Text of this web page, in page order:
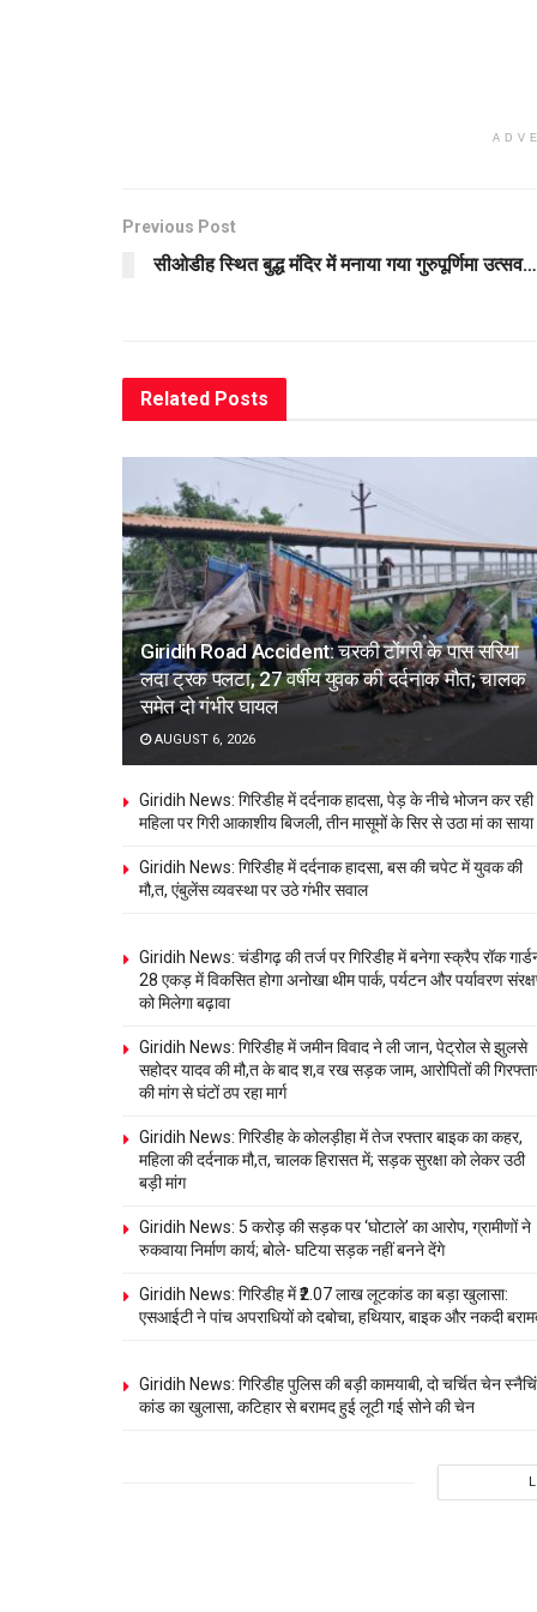
Previous Post
सीओडीह स्थित बुद्ध मंदिर में मनाया गया गुरुपूर्णिमा उत्सव…
Related Posts
Giridih Road Accident: चरकी टोंगरी के पास सरिया
लदा ट्रक पलटा, 27 वर्षीय युवक की दर्दनाक मौत; चालक
समेत दो गंभीर घायल
AUGUST 6, 2026
Giridih News: गिरिडीह में दर्दनाक हादसा, पेड़ के नीचे भोजन कर रही
महिला पर गिरी आकाशीय बिजली, तीन मासूमों के सिर से उठा मां का साया
Giridih News: गिरिडीह में दर्दनाक हादसा, बस की चपेट में युवक की
मौ,त, एंबुलेंस व्यवस्था पर उठे गंभीर सवाल
Giridih News: चंडीगढ़ की तर्ज पर गिरिडीह में बनेगा स्क्रैप रॉक
28 एकड़ में विकसित होगा अनोखा थीम पार्क, पर्यटन और पर्यावरण
को मिलेगा बढ़ावा
Giridih News: गिरिडीह में जमीन विवाद ने ली जान, पेट्रोल से झुलसे
सहोदर यादव की मौ,त के बाद श,व रख सड़क जाम, आरोपितों की
की मांग से घंटों ठप रहा मार्ग
Giridih News: गिरिडीह के कोलड़ीहा में तेज रफ्तार बाइक का कहर,
महिला की दर्दनाक मौ,त, चालक हिरासत में; सड़क सुरक्षा को लेकर उठी
बड़ी मांग
Giridih News: 5 करोड़ की सड़क पर ‘घोटाले’ का आरोप, ग्रामीणों ने
रुकवाया निर्माण कार्य; बोले- घटिया सड़क नहीं बनने देंगे
Giridih News: गिरिडीह में ₹2.07 लाख लूटकांड का बड़ा खुलासा:
एसआईटी ने पांच अपराधियों को दबोचा, हथियार, बाइक और नकदी
Giridih News: गिरिडीह पुलिस की बड़ी कामयाबी, दो चर्चित चेन
कांड का खुलासा, कटिहार से बरामद हुई लूटी गई सोने की चेन